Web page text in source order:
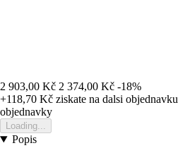
2 903,00 Kč 2 374,00 Kč -18%
+118,70 Kč ziskate na dalsi objednavku
objednavky
Loading...
Popis